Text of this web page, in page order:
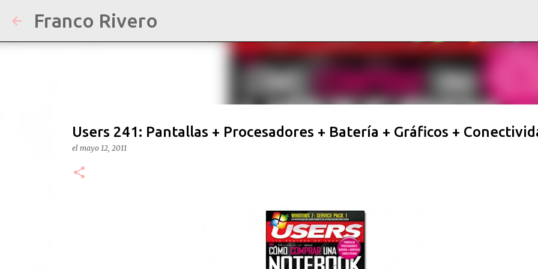
Franco Rivero
Users 241: Pantallas + Procesadores + Batería + Gráficos +
el mayo 12, 2011